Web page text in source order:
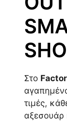
Στο
τιμές,
αξεσουάρ